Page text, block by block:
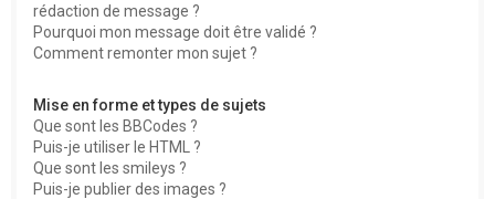
rédaction de message ?
Pourquoi mon message doit être validé ?
Comment remonter mon sujet ?
Mise en forme et types de sujets
Que sont les BBCodes ?
Puis-je utiliser le HTML ?
Que sont les smileys ?
Puis-je publier des images ?